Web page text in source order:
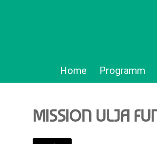
Home Programm
MISSION ULJA